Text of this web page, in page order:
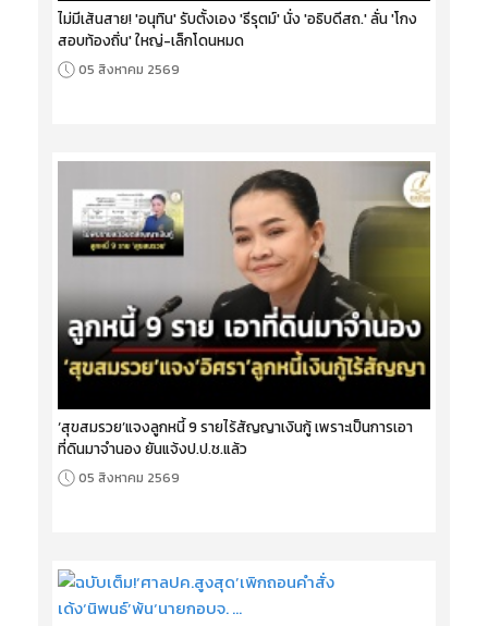
ไม่มีเส้นสาย! 'อนุทิน' รับตั้งเอง 'ธีรุตม์' นั่ง 'อธิบดีสถ.' ลั่น 'โกง
สอบท้องถิ่น' ใหญ่-เล็กโดนหมด
05 สิงหาคม 2569
‘สุขสมรวย’แจงลูกหนี้ 9 รายไร้สัญญาเงินกู้ เพราะเป็นการเอา
ที่ดินมาจำนอง ยันแจ้งป.ป.ช.แล้ว
05 สิงหาคม 2569